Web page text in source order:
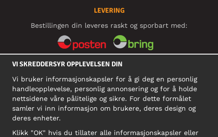
LEVERING
Bestillingen din leveres raskt og sporbart med:
SOSIALE MEDIER
BEDRIFT
911 891 581 MVA
VI SKREDDERSYR OPPLEVELSEN DIN
Vi bruker informasjonskapsler for å gi deg en personlig
handleopplevelse, personlig annonsering og for å holde
nettsidene våre pålitelige og sikre. For dette formålet
samler vi inn informasjon om brukere, deres design og
deres enheter.
Klikk "OK" hvis du tillater alle informasjonskapsler eller